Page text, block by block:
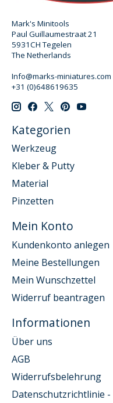
Mark's Minitools
Paul Guillaumestraat 21
5931CH Tegelen
The Netherlands
Info@marks-miniatures.com
+31 (0)648619635
Kategorien
Werkzeug
Kleber & Putty
Material
Pinzetten
Mein Konto
Kundenkonto anlegen
Meine Bestellungen
Mein Wunschzettel
Widerruf beantragen
Informationen
Über uns
AGB
Widerrufsbelehrung
Datenschutzrichtlinie -